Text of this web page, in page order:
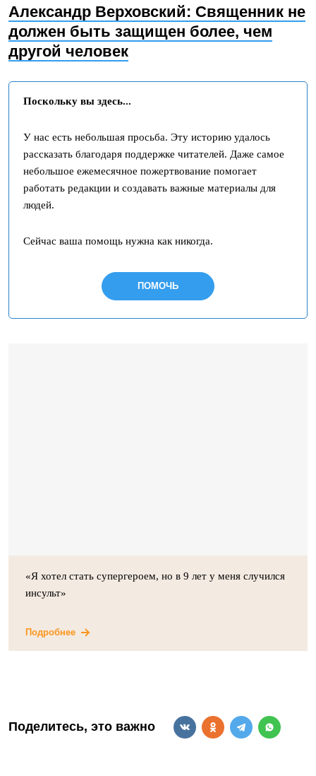
Александр Верховский: Священник не
должен быть защищен более, чем
другой человек
Поскольку вы здесь...
У нас есть небольшая просьба. Эту историю удалось
рассказать благодаря поддержке читателей. Даже самое
небольшое ежемесячное пожертвование помогает
работать редакции и создавать важные материалы для
людей.
Сейчас ваша помощь нужна как никогда.
ПОМОЧЬ
«Я хотел стать супергероем, но в 9 лет у меня случился
инсульт»
Подробнее
Поделитесь, это важно